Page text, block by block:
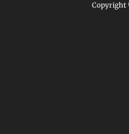
Copyright